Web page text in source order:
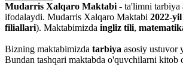
Mudarris Xalqaro Maktabi - ta'limni tarbiya
ifodalaydi. Mudarris Xalqaro Maktabi 2022-
filiallari). Maktabimizda ingliz tili,
Bizning maktabimizda tarbiya asosiy ustuvor
Bundan tashqari maktabda o'quvchilarni kitob